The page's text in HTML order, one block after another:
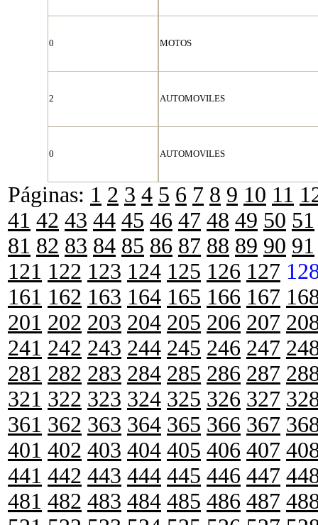
0 MOTOS
2 AUTOMOVILES
0 AUTOMOVILES
Páginas: 1 2 3 4 5 6 7 8 9 10 11
41 42 43 44 45 46 47 48 49 50 51
81 82 83 84 85 86 87 88 89 90 91
121 122 123 124 125 126 127
161 162 163 164 165 166 167
201 202 203 204 205 206 207
241 242 243 244 245 246 247
281 282 283 284 285 286 287
321 322 323 324 325 326 327
361 362 363 364 365 366 367
401 402 403 404 405 406 407
441 442 443 444 445 446 447
481 482 483 484 485 486 487